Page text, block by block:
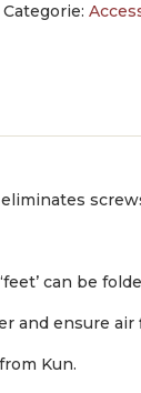
Categorie:
can be
and ensure
Kun.